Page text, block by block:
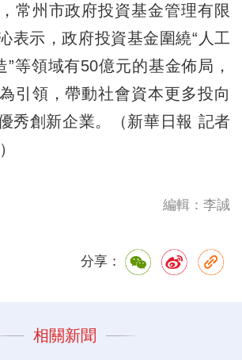
常州市政府投資基金管理有限
表示，政府投資基金圍繞“人工
”等領域有50億元的基金佈局，
引領，帶動社會資本更多投向
秀創新企業。（新華日報 記者
編輯：李誠
分享：
相關新聞